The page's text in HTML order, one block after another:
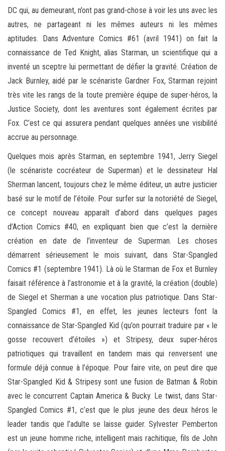
DC qui, au demeurant, n’ont pas grand-chose à voir les uns avec les
autres, ne partageant ni les mêmes auteurs ni les mêmes
aptitudes. Dans Adventure Comics #61 (avril 1941) on fait la
connaissance de Ted Knight, alias Starman, un scientifique qui a
inventé un sceptre lui permettant de défier la gravité. Création de
Jack Burnley, aidé par le scénariste Gardner Fox, Starman rejoint
très vite les rangs de la toute première équipe de super-héros, la
Justice Society, dont les aventures sont également écrites par
Fox. C’est ce qui assurera pendant quelques années une visibilité
accrue au personnage.
Quelques mois après Starman, en septembre 1941, Jerry Siegel
(le scénariste cocréateur de Superman) et le dessinateur Hal
Sherman lancent, toujours chez le même éditeur, un autre justicier
basé sur le motif de l’étoile. Pour surfer sur la notoriété de Siegel,
ce concept nouveau apparaît d’abord dans quelques pages
d’Action Comics #40, en expliquant bien que c’est la dernière
création en date de l’inventeur de Superman. Les choses
démarrent sérieusement le mois suivant, dans Star-Spangled
Comics #1 (septembre 1941). Là où le Starman de Fox et Burnley
faisait référence à l’astronomie et à la gravité, la création (double)
de Siegel et Sherman a une vocation plus patriotique. Dans Star-
Spangled Comics #1, en effet, les jeunes lecteurs font la
connaissance de Star-Spangled Kid (qu’on pourrait traduire par « le
gosse recouvert d’étoiles ») et Stripesy, deux super-héros
patriotiques qui travaillent en tandem mais qui renversent une
formule déjà connue à l’époque. Pour faire vite, on peut dire que
Star-Spangled Kid & Stripesy sont une fusion de Batman & Robin
avec le concurrent Captain America & Bucky. Le twist, dans Star-
Spangled Comics #1, c’est que le plus jeune des deux héros le
leader tandis que l’adulte se laisse guider. Sylvester Pemberton
est un jeune homme riche, intelligent mais rachitique, fils de John